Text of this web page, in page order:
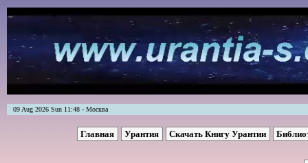
09 Aug 2026 Sun 11:48 - Москва
Главная Урантия Скачать Книгу Урантии